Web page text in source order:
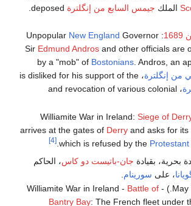
جيمس السابع من إنگلترة
: Unpopular
New England Governor
Sir Edmund Andros and other officials are
by a "mob" of Bostonians. Andros, an
من إنگلترة، is disliked for his support of the
، and revocation of various colonial
Williamite War in Ireland:Siege of
arrives at the gates of Derry and asks for its
which is refused by the Protestant
[4]
بحرية، بقيادة جان-باتيست دو كاس، الحاكم
، على سورينام
Battle of
Bantry Bay: The French fleet under